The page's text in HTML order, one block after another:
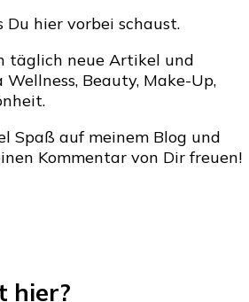
Du hier vorbei schaust.
täglich neue Artikel und
Beauty, Make-Up,
Spaß auf meinem Blog und
Kommentar von Dir freuen!
hier?